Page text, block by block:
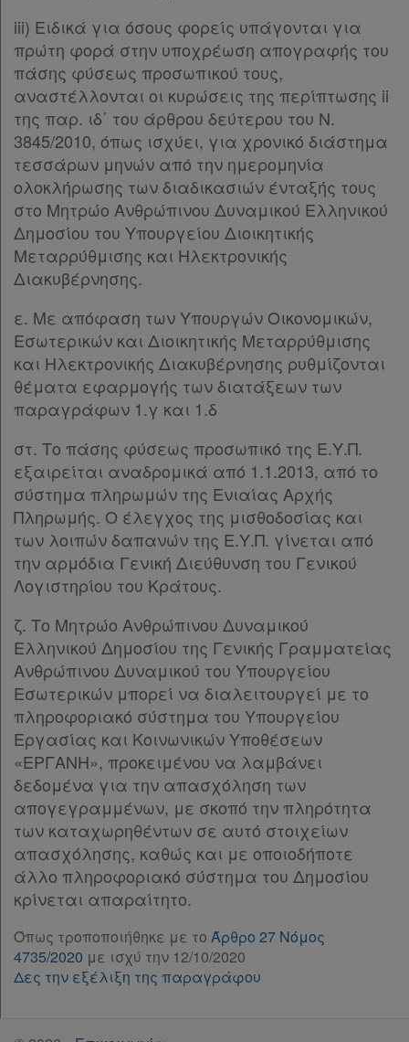
iii) Ειδικά για όσους φορείς υπάγονται για
πρώτη φορά στην υποχρέωση απογραφής του
πάσης φύσεως προσωπικού τους,
αναστέλλονται οι κυρώσεις της περίπτωσης ii
της παρ. ιδ΄ του άρθρου δεύτερου του Ν.
3845/2010, όπως ισχύει, για χρονικό διάστημα
τεσσάρων μηνών από την ημερομηνία
ολοκλήρωσης των διαδικασιών ένταξής τους
στο Μητρώο Ανθρώπινου Δυναμικού Ελληνικού
Δημοσίου του Υπουργείου Διοικητικής
Μεταρρύθμισης και Ηλεκτρονικής
Διακυβέρνησης.
ε. Με απόφαση των Υπουργών Οικονομικών,
Εσωτερικών και Διοικητικής Μεταρρύθμισης
και Ηλεκτρονικής Διακυβέρνησης ρυθμίζονται
θέματα εφαρμογής των διατάξεων των
παραγράφων 1.γ και 1.δ
στ. Το πάσης φύσεως προσωπικό της Ε.Υ.Π.
εξαιρείται αναδρομικά από 1.1.2013, από το
σύστημα πληρωμών της Ενιαίας Αρχής
Πληρωμής. Ο έλεγχος της μισθοδοσίας και
των λοιπών δαπανών της Ε.Υ.Π. γίνεται από
την αρμόδια Γενική Διεύθυνση του Γενικού
Λογιστηρίου του Κράτους.
ζ. Το Μητρώο Ανθρώπινου Δυναμικού
Ελληνικού Δημοσίου της Γενικής Γραμματείας
Ανθρώπινου Δυναμικού του Υπουργείου
Εσωτερικών μπορεί να διαλειτουργεί με το
πληροφοριακό σύστημα του Υπουργείου
Εργασίας και Κοινωνικών Υποθέσεων
«ΕΡΓΑΝΗ», προκειμένου να λαμβάνει
δεδομένα για την απασχόληση των
απογεγραμμένων, με σκοπό την πληρότητα
των καταχωρηθέντων σε αυτό στοιχείων
απασχόλησης, καθώς και με οποιοδήποτε
άλλο πληροφοριακό σύστημα του Δημοσίου
κρίνεται απαραίτητο.
Όπως τροποποιήθηκε με το Άρθρο 27 Νόμος
4735/2020 με ισχύ την 12/10/2020
Δες την εξέλιξη της παραγράφου